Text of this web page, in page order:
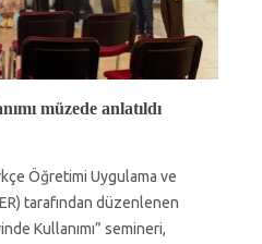
müzede anlatıldı
Öğretimi Uygulama ve
tarafından düzenlenen
Kullanımı” semineri,